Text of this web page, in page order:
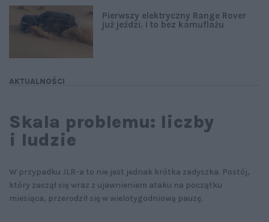
AKTUALNOŚCI
Pierwszy elektryczny Range Rover
już jeździ. I to bez kamuflażu
Skala problemu: liczby
i ludzie
W przypadku JLR-a to nie jest jednak krótka zadyszka. Postój,
który zaczął się wraz z ujawnieniem ataku na początku
miesiąca, przerodził się w wielotygodniową pauzę.